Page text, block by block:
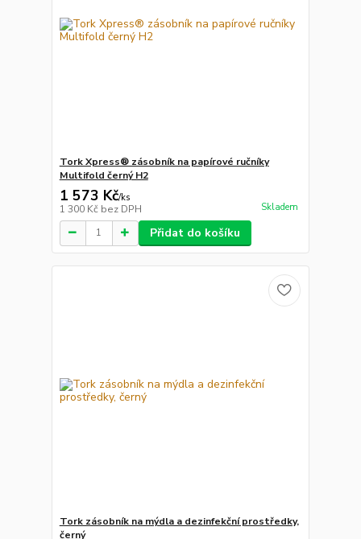
Tork Xpress® zásobník na papírové ručníky
Multifold černý H2
1 573 Kč/ks
1 300 Kč bez DPH Skladem
Přidat do košíku
Tork zásobník na mýdla a dezinfekční prostředky,
černý